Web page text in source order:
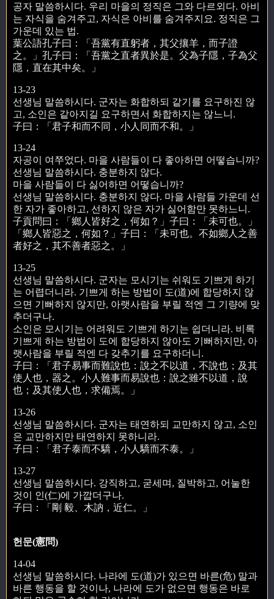
공자 말씀하시다. 우리 마을의 정직은 그와 다르외다. 아비
는 자식을 숨겨주고, 자식은 아비를 숨겨주지요. 정직은 그
가운데 있는 법.
葉公語孔子曰：「吾黨有直躬者，其父攘羊，而子證
之。」孔子曰：「吾黨之直者異於是。父為子隱，子為父
隱，直在其中矣。」
13-23
선생님 말씀하시다. 군자는 화합하되 같기를 요구하진 않
고, 소인은 같아지길 요구하면서 화합하지는 않느니.
子曰：「君子和而不同，小人同而不和。」
13-24
자공이 여쭈었다. 마을 사람들이 다 좋아하면 어떻습니까?
선생님 말씀하시다. 충분하지 않다.
마을 사람들이 다 싫어하면 어떻습니까?
선생님 말씀하시다. 충분하지 않다. 마을 사람들 가운데 선
한 자가 좋아하고, 선하지 않은 자가 싫어함만 못하느니.
子貢問曰：「鄉人皆好之，何如？」子曰：「未可也。」
「鄉人皆惡之，何如？」子曰：「未可也。不如鄉人之善
者好之，其不善者惡之。」
13-25
선생님 말씀하시다. 군자는 모시기는 쉬워도 기쁘게 하기
는 어렵더니라. 기쁘게 하는 방법이 도(道)에 합당하지 않
으면 기뻐하지 않지만, 아랫사람을 부릴 적엔 그 기량에 맞
추더구나.
소인은 모시기는 어려워도 기쁘게 하기는 쉽더니라. 비록
기쁘게 하는 방법이 도에 합당하지 않아도 기뻐하지만, 아
랫사람을 부릴 적엔 다 갖추기를 요구하더니.
子曰：「君子易事而難說也：說之不以道，不說也；及其
使人也，器之。小人難事而易說也：說之雖不以道，說
也；及其使人也，求備焉。」
13-26
선생님 말씀하시다. 군자는 태연하되 교만하지 않고, 소인
은 교만하지만 태연하지 못하니라.
子曰：「君子泰而不驕，小人驕而不泰。」
13-27
선생님 말씀하시다. 강직하고, 굳세며, 질박하고, 어눌한
것이 인(仁)에 가깝더구나.
子曰：「剛 毅、木訥，近仁。」
헌문(憲問)
14-04
선생님 말씀하시다. 나라에 도(道)가 있으면 바른(危) 말과
바른 행동을 할 것이나, 나라에 도가 없으면 행동은 바로